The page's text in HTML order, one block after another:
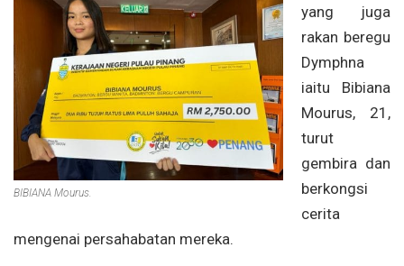
BIBIANA Mourus.
yang juga
rakan beregu
Dymphna
iaitu Bibiana
Mourus, 21,
turut
gembira dan
berkongsi
cerita
mengenai persahabatan mereka.